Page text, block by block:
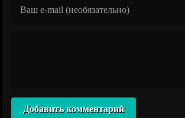
Добавить комментарий